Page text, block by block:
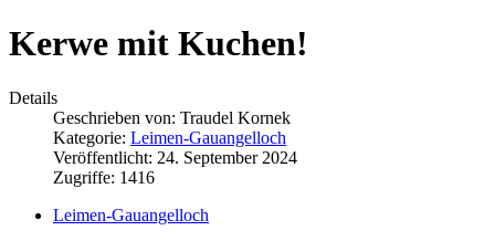
Kerwe mit Kuchen!
Details
Geschrieben von: Traudel Kornek
Kategorie: Leimen-Gauangelloch
Veröffentlicht: 24. September 2024
Zugriffe: 1416
Leimen-Gauangelloch